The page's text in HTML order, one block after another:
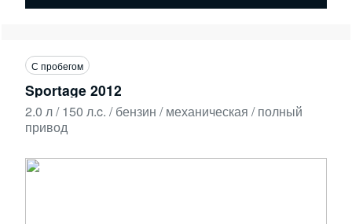
С пробегом
Sportage 2012
2.0 л / 150 л.c. / бензин / механическая / полный
привод